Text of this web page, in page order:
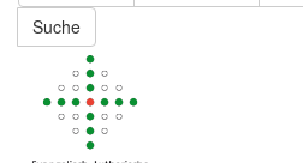
Suche